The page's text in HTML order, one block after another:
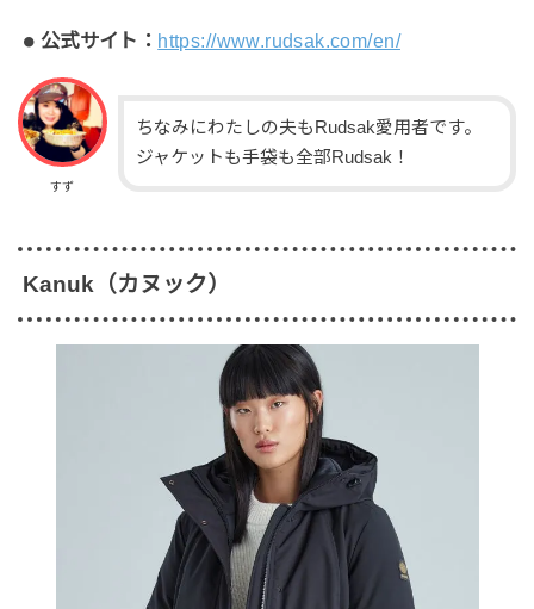
公式サイト： https://www.rudsak.com/en/
すず
ちなみにわたしの夫もRudsak愛用者です。
ジャケットも手袋も全部Rudsak！
Kanuk（カヌック）